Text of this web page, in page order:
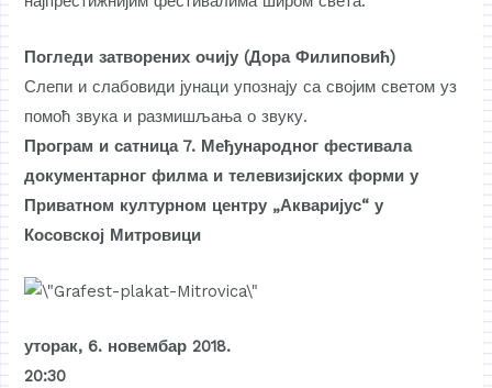
Погледи затворених очију (Дора Филиповић)
Слепи и слабовиди јунаци упознају са својим светом уз
помоћ звука и размишљања о звуку.
Програм и сатница 7. Међународног фестивала
документарног филма и телевизијских форми у
Приватном културном центру „Акваријус“ у
Косовској Митровици
уторак, 6. новембар 2018.
20:30